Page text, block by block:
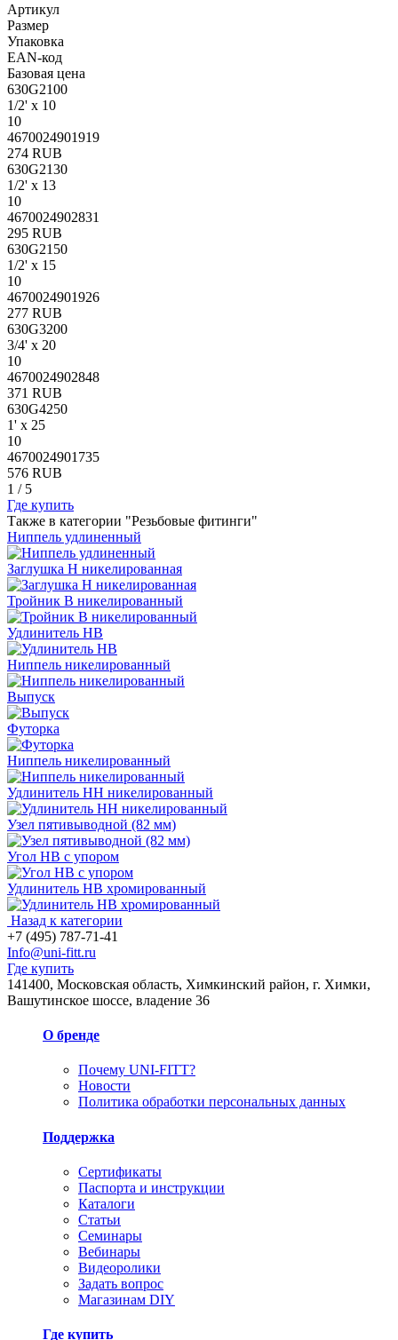
Артикул
Размер
Упаковка
EAN-код
Базовая цена
630G2100
1/2' x 10
10
4670024901919
274 RUB
630G2130
1/2' x 13
10
4670024902831
295 RUB
630G2150
1/2' x 15
10
4670024901926
277 RUB
630G3200
3/4' x 20
10
4670024902848
371 RUB
630G4250
1' x 25
10
4670024901735
576 RUB
1 / 5
Где купить
Также в категории "Резьбовые фитинги"
Ниппель удлиненный
Заглушка Н никелированная
Тройник В никелированный
Удлинитель HB
Ниппель никелированный
Выпуск
Футорка
Ниппель никелированный
Удлинитель НН никелированный
Узел пятивыводной (82 мм)
Угол НВ с упором
Удлинитель HB хромированный
Назад к категории
+7 (495) 787-71-41
Info@uni-fitt.ru
Где купить
141400, Московская область, Химкинский район, г. Химки,
Вашутинское шоссе, владение 36
О бренде
Почему UNI-FITT?
Новости
Политика обработки персональных данных
Поддержка
Сертификаты
Паспорта и инструкции
Каталоги
Статьи
Семинары
Вебинары
Видеоролики
Задать вопрос
Магазинам DIY
Где купить